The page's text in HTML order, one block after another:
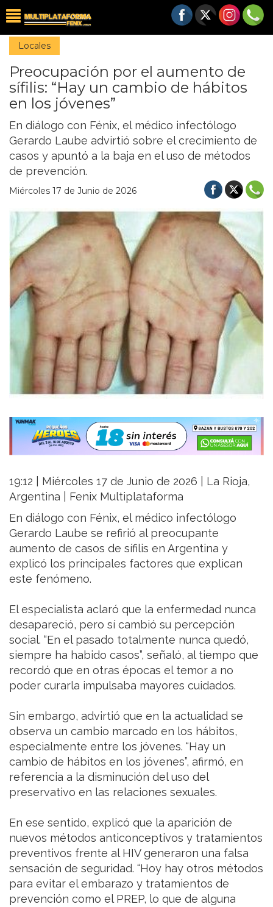
Locales
Preocupación por el aumento de
sífilis: “Hay un cambio de hábitos
en los jóvenes”
En diálogo con Fénix, el médico infectólogo
Gerardo Laube advirtió sobre el crecimiento de
casos y apuntó a la baja en el uso de métodos
de prevención.
Miércoles 17 de Junio de 2026
19:12 | Miércoles 17 de Junio de 2026 | La Rioja,
Argentina | Fenix Multiplataforma
En diálogo con Fénix, el médico infectólogo
Gerardo Laube se refirió al preocupante
aumento de casos de sífilis en Argentina y
explicó los principales factores que explican
este fenómeno.
El especialista aclaró que la enfermedad nunca
desapareció, pero sí cambió su percepción
social. “En el pasado totalmente nunca quedó,
siempre ha habido casos”, señaló, al tiempo que
recordó que en otras épocas el temor a no
poder curarla impulsaba mayores cuidados.
Sin embargo, advirtió que en la actualidad se
observa un cambio marcado en los hábitos,
especialmente entre los jóvenes. “Hay un
cambio de hábitos en los jóvenes”, afirmó, en
referencia a la disminución del uso del
preservativo en las relaciones sexuales.
En ese sentido, explicó que la aparición de
nuevos métodos anticonceptivos y tratamientos
preventivos frente al HIV generaron una falsa
sensación de seguridad. “Hoy hay otros métodos
para evitar el embarazo y tratamientos de
prevención como el PREP, lo que de alguna